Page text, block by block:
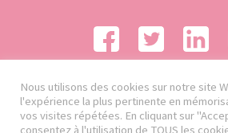
Nous utilisons des cookies sur notre site
l'expérience la plus pertinente en
vos visites répétées. En cliquant sur
consentez à l'utilisation de TOUS les